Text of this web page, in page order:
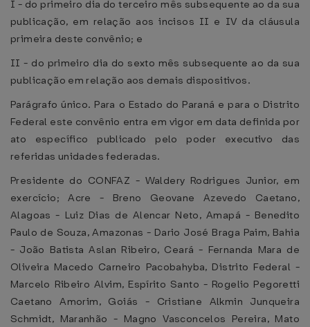
I - do primeiro dia do terceiro mês subsequente ao da sua
publicação, em relação aos incisos II e IV da cláusula
primeira deste convênio; e
II - do primeiro dia do sexto mês subsequente ao da sua
publicação em relação aos demais dispositivos.
Parágrafo único. Para o Estado do Paraná e para o Distrito
Federal este convênio entra em vigor em data definida por
ato específico publicado pelo poder executivo das
referidas unidades federadas.
Presidente do CONFAZ - Waldery Rodrigues Junior, em
exercício; Acre - Breno Geovane Azevedo Caetano,
Alagoas - Luiz Dias de Alencar Neto, Amapá - Benedito
Paulo de Souza, Amazonas - Dario José Braga Paim, Bahia
- João Batista Aslan Ribeiro, Ceará - Fernanda Mara de
Oliveira Macedo Carneiro Pacobahyba, Distrito Federal -
Marcelo Ribeiro Alvim, Espírito Santo - Rogelio Pegoretti
Caetano Amorim, Goiás - Cristiane Alkmin Junqueira
Schmidt, Maranhão - Magno Vasconcelos Pereira, Mato